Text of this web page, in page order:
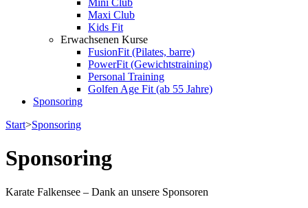
Mini Club
Maxi Club
Kids Fit
Erwachsenen Kurse
FusionFit (Pilates, barre)
PowerFit (Gewichtstraining)
Personal Training
Golfen Age Fit (ab 55 Jahre)
Sponsoring
Start>Sponsoring
Sponsoring
Karate Falkensee – Dank an unsere Sponsoren